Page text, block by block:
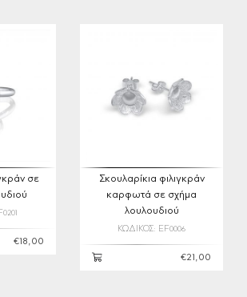
σε
€18,00
Σκουλαρίκια φιλιγκράν
καρφωτά σε σχήμα
λουλουδιού
ΚΩΔΙΚΟΣ: EF0006
€21,00